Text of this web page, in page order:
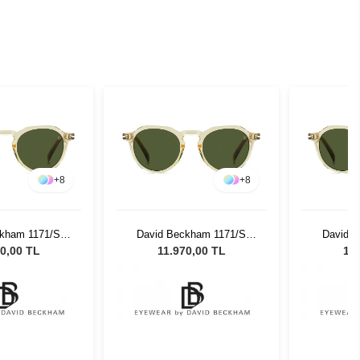
+8
1171/S
Unisex Güneş
TL
+8
David Beckham 1171/S
EPZ/QT - 49 Unisex Güneş
11.970,00 TL
David
EPZ/QT